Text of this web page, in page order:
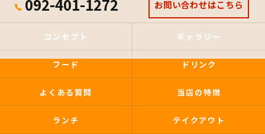
092-401-1272 お問い合わせはこちら
コンセプト ギャラリー
フード ドリンク
よくある質問 当店の特徴
ランチ テイクアウト